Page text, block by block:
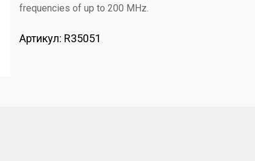
frequencies of up to 200 MHz.
Артикул: R35051